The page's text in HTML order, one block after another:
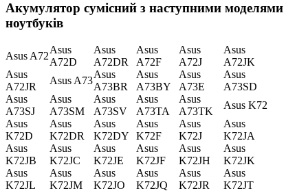
Акумулятор сумісний з наступними моделями
ноутбуків
Asus A72
Asus
A72D
Asus
A72DR
Asus
A72F
Asus
A72J
Asus
A72JK
Asus
A72JR
Asus A73
Asus
A73BR
Asus
A73BY
Asus
A73E
Asus
A73SD
Asus
A73SJ
Asus
A73SM
Asus
A73SV
Asus
A73TA
Asus
A73TK
Asus K72
Asus
K72D
Asus
K72DR
Asus
K72DY
Asus
K72F
Asus
K72J
Asus
K72JA
Asus
K72JB
Asus
K72JC
Asus
K72JE
Asus
K72JF
Asus
K72JH
Asus
K72JK
Asus
K72JL
Asus
K72JM
Asus
K72JO
Asus
K72JQ
Asus
K72JR
Asus
K72JT